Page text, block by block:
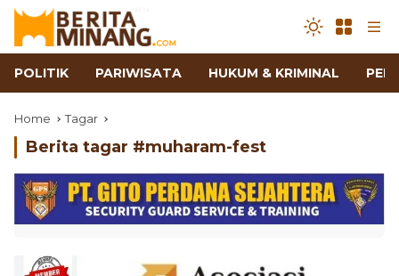
POLITIK PARIWISATA HUKUM & KRIMINAL
Home Tagar
Berita tagar #muharam-fest